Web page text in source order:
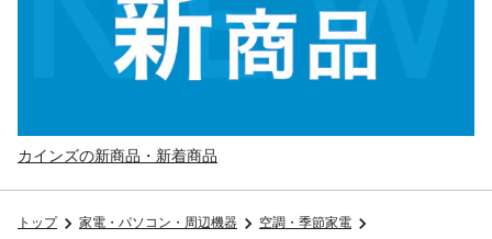
カインズの新商品・新着商品
トップ 家電・パソコン・周辺機器
空調・季節家電